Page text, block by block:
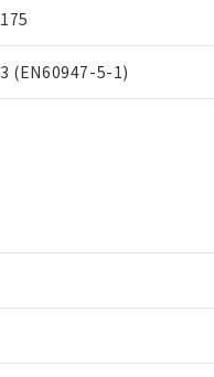
175
3 (EN60947-5-1)